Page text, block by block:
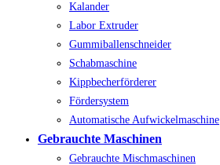
Kalander
Labor Extruder
Gummiballenschneider
Schabmaschine
Kippbecherförderer
Fördersystem
Automatische Aufwickelmaschine
Gebrauchte Maschinen
Gebrauchte Mischmaschinen